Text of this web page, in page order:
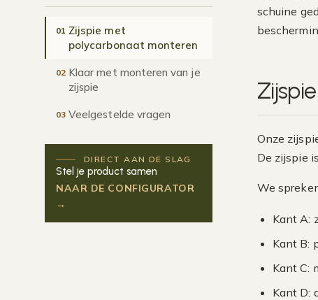
01 Zijspie met
polycarbonaat monteren
02 Klaar met monteren van je
zijspie
03 Veelgestelde vragen
DIRECT AAN DE SLAG
Stel je product samen
NAAR DE CONFIGURATOR
→
schuine
Onze
De zijspie
We
Kant A:
Kant B:
Kant C:
Kant D: